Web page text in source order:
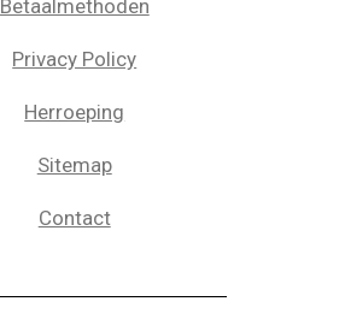
Betaalmethoden
Privacy Policy
Herroeping
Sitemap
Contact